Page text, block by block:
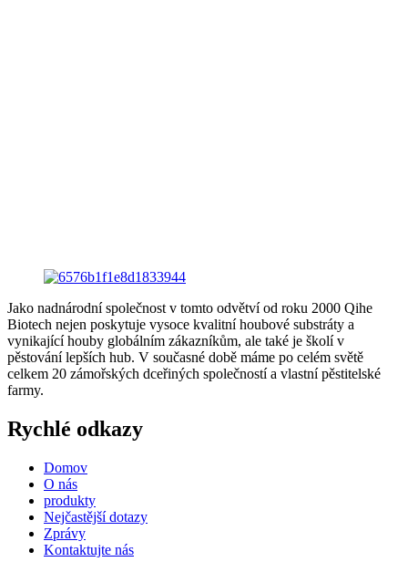
Jako nadnárodní společnost v tomto odvětví od roku 2000 Qihe
Biotech nejen poskytuje vysoce kvalitní houbové substráty a
vynikající houby globálním zákazníkům, ale také je školí v
pěstování lepších hub. V současné době máme po celém světě
celkem 20 zámořských dceřiných společností a vlastní pěstitelské
farmy.
Rychlé odkazy
Domov
O nás
produkty
Nejčastější dotazy
Zprávy
Kontaktujte nás